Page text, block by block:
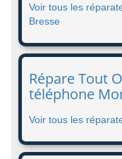
Voir tous les
Bresse
Répare Tout
téléphone
Voir tous les